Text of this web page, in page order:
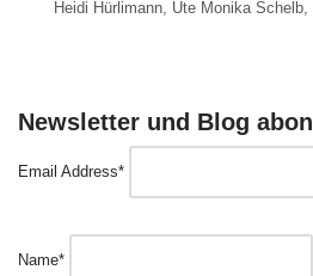
Heidi Hürlimann, Ute Monika
Newsletter und Blog
Email Address*
Name*